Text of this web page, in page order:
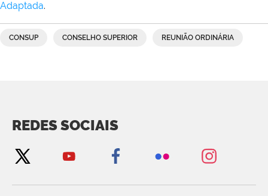
Adaptada.
CONSUP CONSELHO SUPERIOR REUNIÃO ORDINÁRIA
REDES SOCIAIS